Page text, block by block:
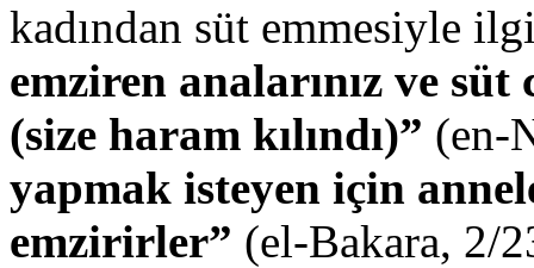
kadından süt emmesiyle
emziren analarınız ve
(size haram kılındı)” (en-
yapmak isteyen için
emzirirler” (el-Bakara, 2/